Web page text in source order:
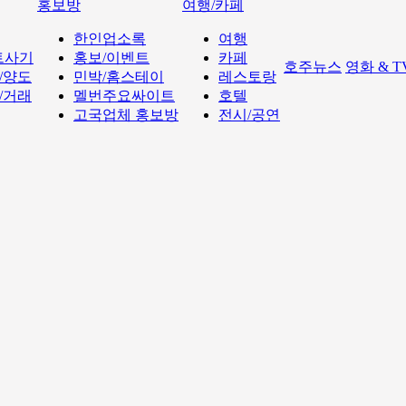
기
도
래
홍보방
한인업소록
홍보/이벤트
민박/홈스테이
멜번주요싸이트
고국업체 홍보방
여행/카페
여행
카페
레스토랑
호텔
전시/공연
호주뉴스 영화 &